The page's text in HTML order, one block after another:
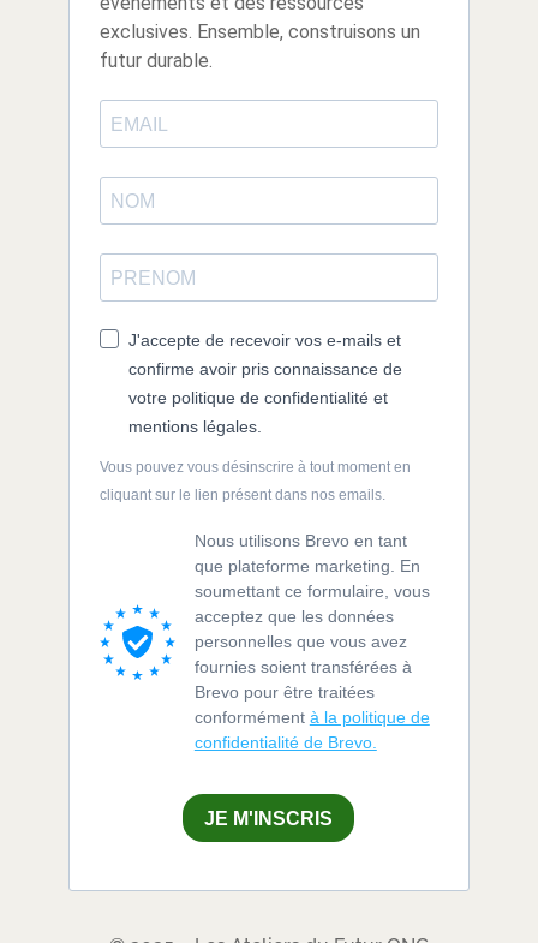
exclusives. Ensemble, construisons un
futur durable.
J'accepte de recevoir vos e-mails et
confirme avoir pris connaissance de
votre politique de confidentialité et
mentions légales.
Vous pouvez vous désinscrire à tout moment en
cliquant sur le lien présent dans nos emails.
Nous utilisons Brevo en tant
que plateforme marketing. En
soumettant ce formulaire, vous
acceptez que les données
personnelles que vous avez
fournies soient transférées à
Brevo pour être traitées
conformément à la politique de
confidentialité de Brevo.
JE M'INSCRIS